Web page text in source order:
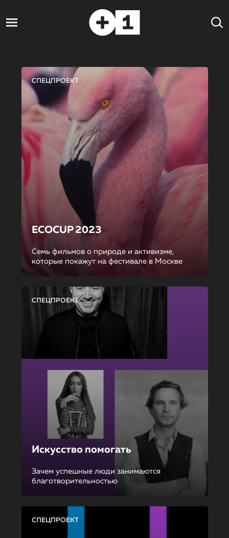
СПЕЦПРОЕКТ
ECOCUP 2023
Семь фильмов о природе и активизме,
которые покажут на фестивале в Москве
СПЕЦПРОЕКТ
Искусство помогать
Зачем успешные люди занимаются
благотворительностью
СПЕЦПРОЕКТ